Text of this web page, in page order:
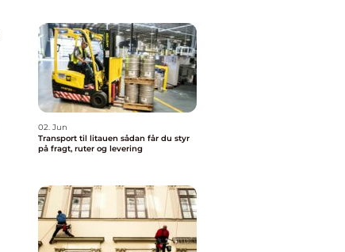
02. Jun
Transport til litauen sådan får du styr
på fragt, ruter og levering